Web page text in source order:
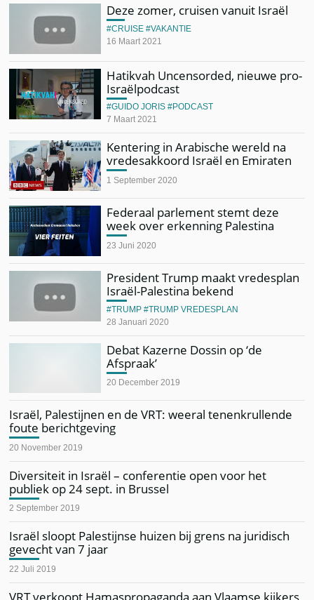
Deze zomer, cruisen vanuit Israël
16 Maart 2021
CRUISE VAKANTIE
Hatikvah Uncensorded, nieuwe pro-
Israëlpodcast
7 Maart 2021
GUIDO JORIS PODCAST
Kentering in Arabische wereld na
vredesakkoord Israël en Emiraten
1 September 2020
Federaal parlement stemt deze
week over erkenning Palestina
23 Juni 2020
President Trump maakt vredesplan
Israël-Palestina bekend
28 Januari 2020
TRUMP TRUMP VREDESPLAN
Debat Kazerne Dossin op ‘de
Afspraak’
20 December 2019
Israël, Palestijnen en de VRT: weeral tenenkrullende
foute berichtgeving
20 November 2019
Diversiteit in Israël – conferentie open voor het
publiek op 24 sept. in Brussel
2 September 2019
Israël sloopt Palestijnse huizen bij grens na juridisch
gevecht van 7 jaar
22 Juli 2019
VRT verkoopt Hamaspropaganda aan Vlaamse kijkers